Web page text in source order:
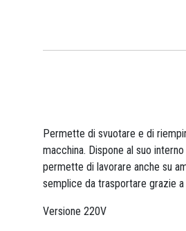
Permette di svuotare e di
macchina. Dispone al suo
permette di lavorare anche su
semplice da trasportare grazie
Versione 220V